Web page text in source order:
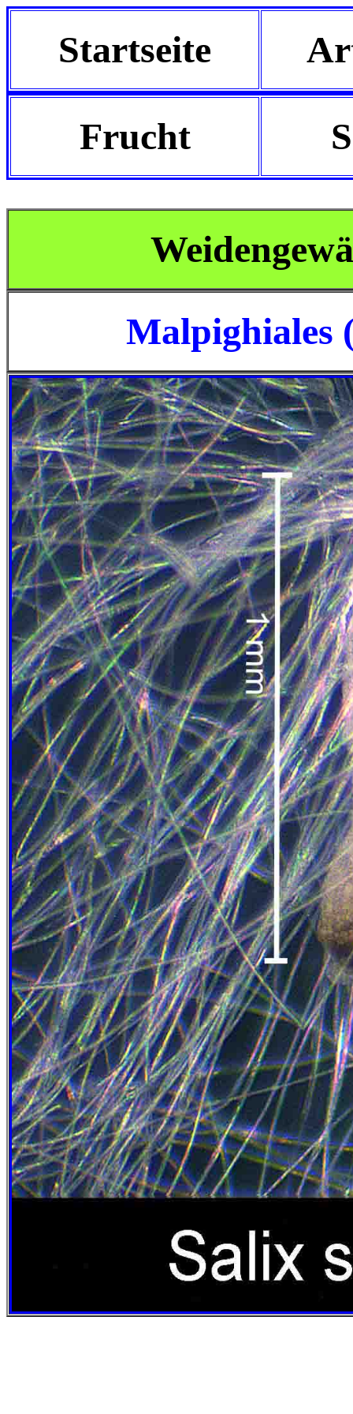
Startseite
Frucht
Malpighiales